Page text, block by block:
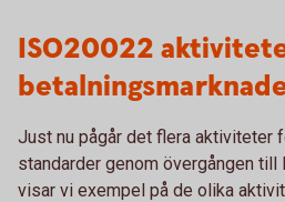
ISO20022
Just nu pågår det flera aktiviteter
standarder genom övergången till
visar vi exempel på de olika